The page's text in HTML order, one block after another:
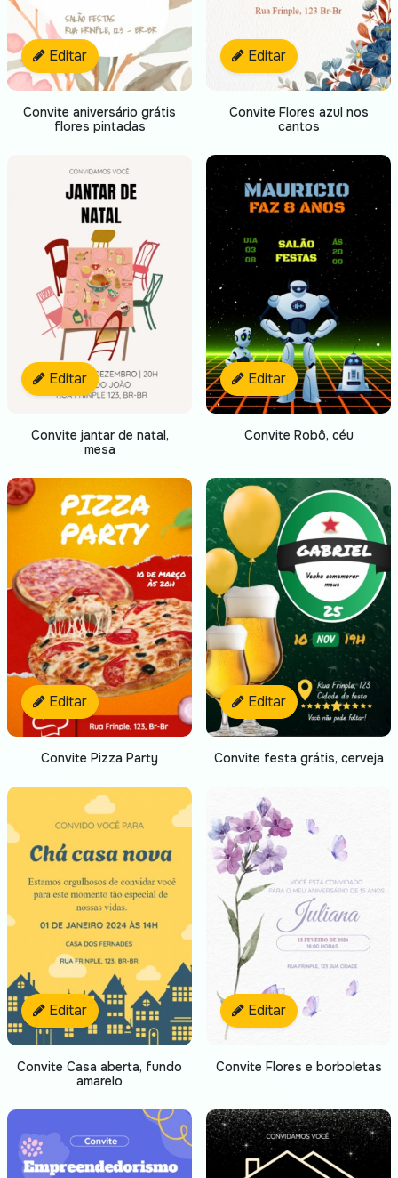
Editar
Convite aniversário grátis
flores pintadas
Editar
Convite Flores azul nos
cantos
Editar
Convite jantar de natal,
mesa
Editar
Convite Robô, céu
Editar
Convite Pizza Party
Editar
Convite festa grátis, cerveja
Editar
Convite Casa aberta, fundo
amarelo
Editar
Convite Flores e borboletas